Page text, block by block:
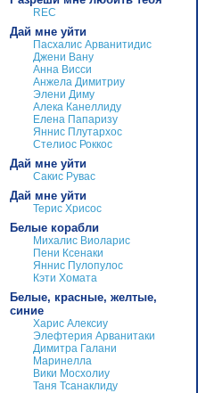
REC
Дай мне уйти
Пасхалис Арванитидис
Джени Вану
Анна Висси
Анжела Димитриу
Элени Диму
Алека Канеллиду
Елена Папаризу
Яннис Плутархос
Стелиос Роккос
Дай мне уйти
Сакис Рувас
Дай мне уйти
Терис Хрисос
Белые корабли
Михалис Виоларис
Пени Ксенаки
Яннис Пулопулос
Кэти Хомата
Белые, красные, желтые,
синие
Харис Алексиу
Элефтерия Арванитаки
Димитра Галани
Маринелла
Вики Мосхолиу
Таня Тсанаклиду